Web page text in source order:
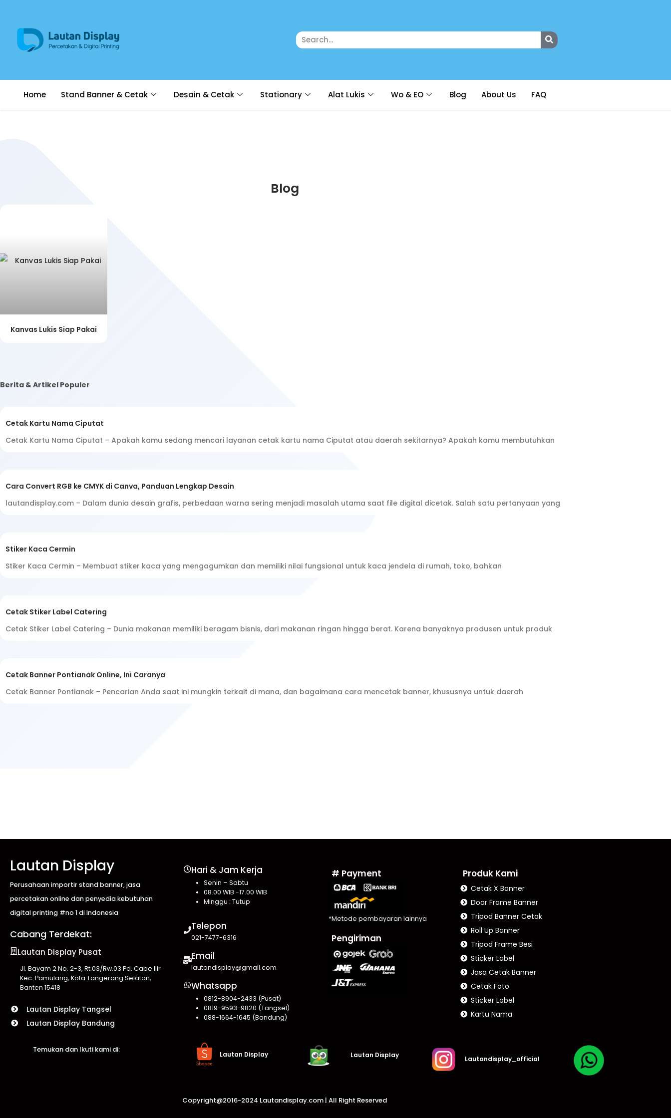
Home Stand Banner & Cetak Desain & Cetak Stationary Alat Lukis Wo & EO Blog About Us FAQ
Blog
Kanvas Lukis Siap Pakai
Berita & Artikel Populer
Cetak Kartu Nama Ciputat
Cetak Kartu Nama Ciputat – Apakah kamu sedang mencari layanan cetak kartu nama Ciputat atau daerah sekitarnya? Apakah kamu membutuhkan
Cara Convert RGB ke CMYK di Canva, Panduan Lengkap Desain
lautandisplay.com – Dalam dunia desain grafis, perbedaan warna sering menjadi masalah utama saat file digital dicetak. Salah satu pertanyaan yang
Stiker Kaca Cermin
Stiker Kaca Cermin – Membuat stiker kaca yang mengagumkan dan memiliki nilai fungsional untuk kaca jendela di rumah, toko, bahkan
Cetak Stiker Label Catering
Cetak Stiker Label Catering – Dunia makanan memiliki beragam bisnis, dari makanan ringan hingga berat. Karena banyaknya produsen untuk produk
Cetak Banner Pontianak Online, Ini Caranya
Cetak Banner Pontianak – Pencarian Anda saat ini mungkin terkait di mana, dan bagaimana cara mencetak banner, khususnya untuk daerah
Lautan Display
Perusahaan importir stand banner, jasa
percetakan online dan penyedia kebutuhan
digital printing #no 1 di Indonesia
Cabang Terdekat:
Lautan Display Pusat
Jl. Bayam 2 No. 2-3, Rt.03/Rw.03 Pd. Cabe Ilir
Kec. Pamulang, Kota Tangerang Selatan,
Banten 15418
Lautan Display Tangsel
Lautan Display Bandung
Hari & Jam Kerja
Senin – Sabtu
08.00 WIB -17.00 WIB
Minggu : Tutup
Telepon
021-7477-6316
Email
lautandisplay@gmail.com
Whatsapp
0812-8904-2433 (Pusat)
0819-9593-9820 (Tangsel)
088-1664-1645 (Bandung)
# Payment
*Metode pembayaran lainnya
Pengiriman
Produk Kami
Cetak X Banner
Door Frame Banner
Tripod Banner Cetak
Roll Up Banner
Tripod Frame Besi
Sticker Label
Jasa Cetak Banner
Cetak Foto
Sticker Label
Kartu Nama
Temukan dan Ikuti kami di:
Lautan Display Lautan Display
Lautandisplay_official
Copyright@2016-2024 Lautandisplay.com | All Right Reserved